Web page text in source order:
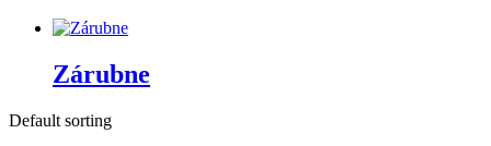
Zárubne
Default sorting